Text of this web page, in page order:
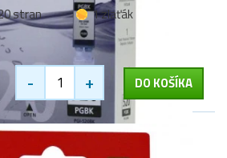
stran
1 zlaťák
- + DO KOŠÍKA